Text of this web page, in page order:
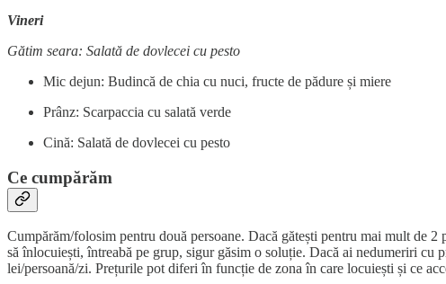
Vineri
Gătim seara: Salată de dovlecei cu pesto
Mic dejun: Budincă de chia cu nuci, fructe de pădure și miere
Prânz: Scarpaccia cu salată verde
Cină: Salată de dovlecei cu pesto
Ce cumpărăm
Cumpărăm/folosim pentru două persoane. Dacă gătești pentru mai mult de
să înlocuiești, întreabă pe grup, sigur găsim o soluție. Dacă ai nedumeriri
lei/persoană/zi. Prețurile pot diferi în funcție de zona în care locuiești și ce